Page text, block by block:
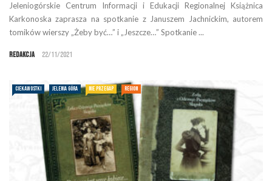
Jeleniogórskie Centrum Informacji i Edukacji Regionalnej Książnica
Karkonoska zaprasza na spotkanie z Januszem Jachnickim, autorem
tomików wierszy „Żeby być…” i „Jeszcze…” Spotkanie ...
Redakcja 22/11/2021
CIEKAWOSTKI JELENIA GÓRA NIE PRZEGAP REGION